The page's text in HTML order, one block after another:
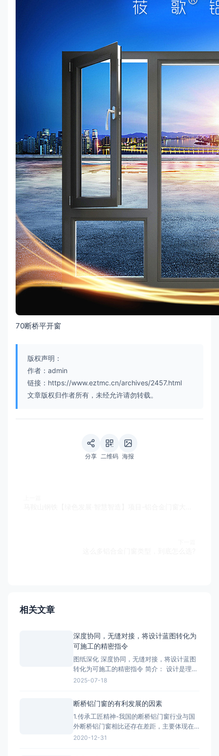
70断桥平开窗
版权声明：
作者：admin
链接：https://www.eztmc.cn/archives/2457.html
文章版权归作者所有，未经允许请勿转载。
分享 二维码 海报
相关文章
深度协同，无缝对接，将设计蓝图转化为
可施工的精密指令
图纸深化 深度协同，无缝对接，将设计蓝图
转化为可施工的精密指令 简介： 设计是理
想，深化是让理想落地的桥梁。我们的
与细化。我们精准核算每一个节点的结构、
强度、安装逻辑和材料工艺，生成包括加工
图、组装图、节点大样图
2025-07-18
断桥铝门窗的有利发展的因素
1.传承工匠精神-我国的断桥铝门窗行业与国
外断桥铝门窗相比还存在差距，主要体现在
产品质量、技术含量等方面，因此要打造断
2020-12-31